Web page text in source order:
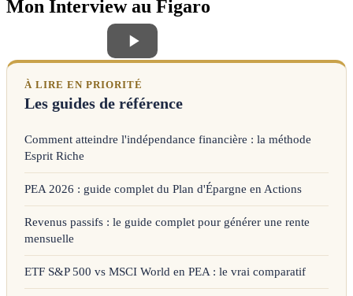
Mon Interview au Figaro
À LIRE EN PRIORITÉ
Les guides de référence
Comment atteindre l'indépendance financière : la méthode
Esprit Riche
PEA 2026 : guide complet du Plan d'Épargne en Actions
Revenus passifs : le guide complet pour générer une rente
mensuelle
ETF S&P 500 vs MSCI World en PEA : le vrai comparatif